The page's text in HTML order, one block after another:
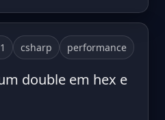
csharp performance
double em hex e